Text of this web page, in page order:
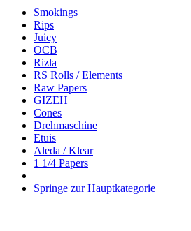
Smokings
Rips
Juicy
OCB
Rizla
RS Rolls / Elements
Raw Papers
GIZEH
Cones
Drehmaschine
Etuis
Aleda / Klear
1 1/4 Papers
Springe zur Hauptkategorie